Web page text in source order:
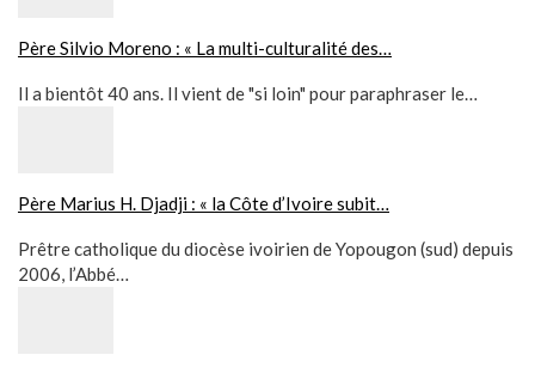
Père Silvio Moreno : « La multi-culturalité des…
Il a bientôt 40 ans. Il vient de "si loin" pour paraphraser le…
Père Marius H. Djadji : « la Côte d’Ivoire subit…
Prêtre catholique du diocèse ivoirien de Yopougon (sud) depuis
2006, l’Abbé…